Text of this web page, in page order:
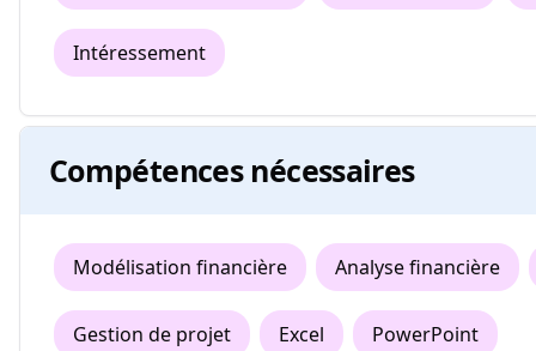
Intéressement
Compétences nécessaires
Modélisation financière Analyse financière
Gestion de projet Excel PowerPoint